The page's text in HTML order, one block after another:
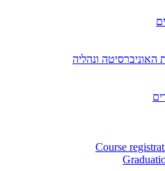
האוניברסיטה ונהליה
Course